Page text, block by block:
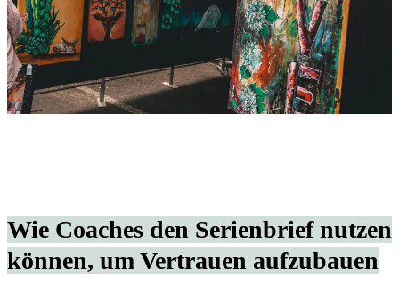
Wie Coaches den Serienbrief nutzen
können, um Vertrauen aufzubauen